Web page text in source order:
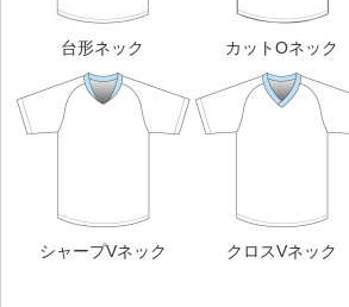
台形ネック カットOネック
シャープVネック クロスVネック